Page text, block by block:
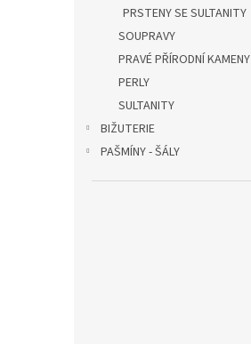
PRSTENY SE SULTANITY
SOUPRAVY
PRAVÉ PŘÍRODNÍ KAMENY
PERLY
SULTANITY
BIŽUTERIE
PAŠMÍNY - ŠÁLY